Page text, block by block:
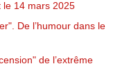
le 14 mars 2025
De l’humour dans le
de l’extrême